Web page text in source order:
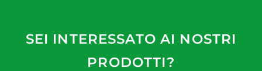
SEI INTERESSATO AI NOSTRI
PRODOTTI?